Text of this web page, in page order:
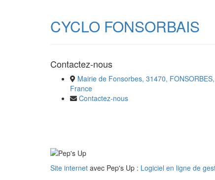
CYCLO FONSORBAIS
Contactez-nous
Mairie de Fonsorbes, 31470, FONSORBES,
France
Contactez-nous
Site internet avec Pep's Up : Logiciel en ligne de